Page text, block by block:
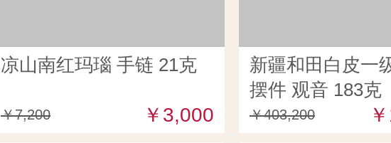
凉山南红玛瑙 手链 21克
￥7,200 ￥3,000
新疆和田白皮一
摆件 观音 183克
￥403,200